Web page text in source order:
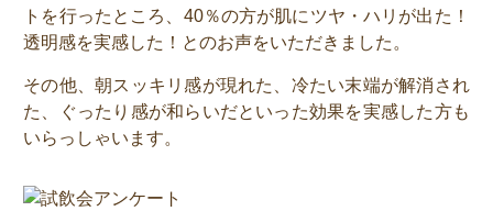
トを行ったところ、40％の方が肌にツヤ・ハリが出た！
透明感を実感した！とのお声をいただきました。
その他、朝スッキリ感が現れた、冷たい末端が解消され
た、ぐったり感が和らいだといった効果を実感した方も
いらっしゃいます。